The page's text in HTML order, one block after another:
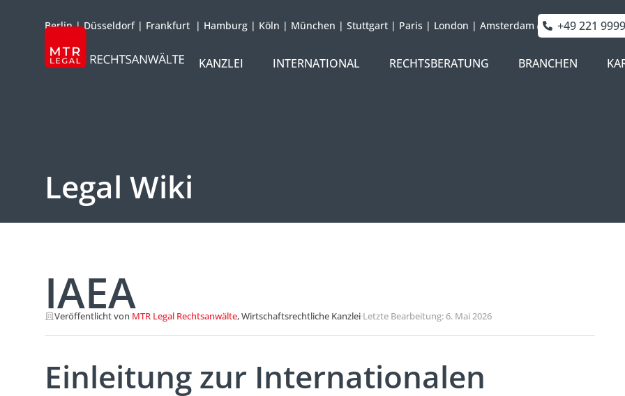
Berlin|Düsseldorf| Frankfurt | Hamburg | Köln | München | Stuttgart | Paris | London | Amsterdam +49 221
KANZLEI
INTERNATIONAL RECHTSBERATUNG BRANCHEN
Legal Wiki
IAEA
Veröffentlicht von MTR Legal Rechtsanwälte, Wirtschaftsrechtliche Kanzlei·Letzte Bearbeitung: 6. Mai 2026
Einleitung zur Internationalen